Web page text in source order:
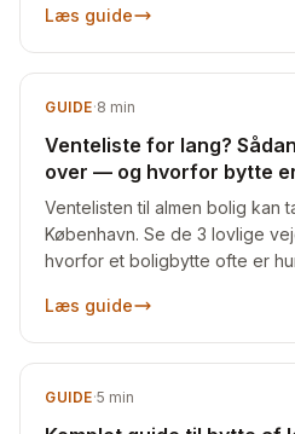
Læs guide
GUIDE·8 min
Venteliste for lang?
over — og hvorfor bytte
Ventelisten til almen bolig kan
København. Se de 3 lovlige
hvorfor et boligbytte ofte er
Læs guide
GUIDE·5 min